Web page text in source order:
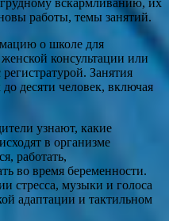
работы, темы занятий.
о школе для
консультации или
Занятия
десяти человек, включая
узнают, какие
в организме
работать,
во время беременности.
стресса, музыки и голоса
адаптации и тактильном